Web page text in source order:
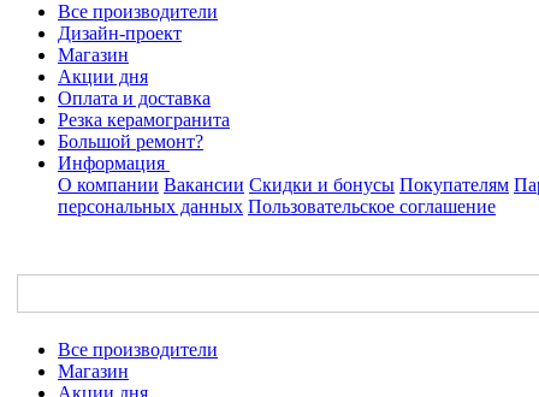
Все производители
Дизайн-проект
Магазин
Акции дня
Оплата и доставка
Резка керамогранита
Большой ремонт?
Информация
О компании Вакансии Скидки и бонусы Покупателям
персональных данных Пользовательское соглашение
Все производители
Магазин
Акции дня